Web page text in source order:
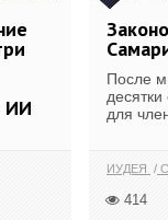
ИИ
После
для
ИУДЕЯ
414